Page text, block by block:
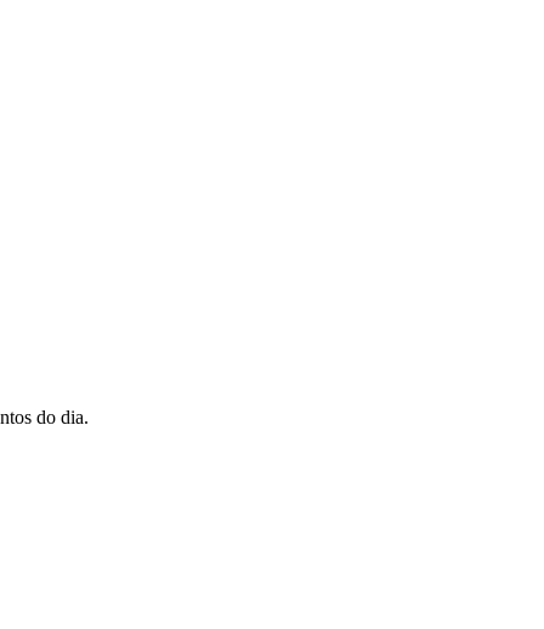
do dia.